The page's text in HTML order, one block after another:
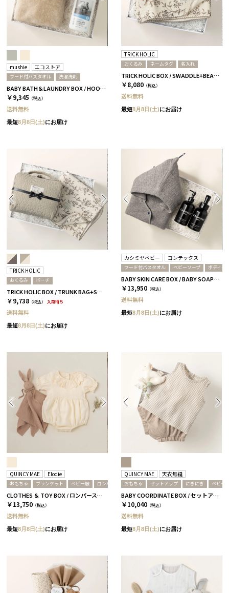
mushie エコストア
フード付バスタオル 洗濯洗剤
BABY BATH＆LAUNDRY BOX / HOODED PONCHO / アイボリー
￥9,345 （税込）
送料無料
最短8月8日(土)にお届け
TRICK HOLIC
おくるみ ネームタグ 名入れ
TRICK HOLIC BOX / SWADDLE+BEAR TAG / ヴィンテージフラワー［トリックホリック］ R
￥8,080 （税込）
送料無料
最短8月8日(土)にお届け
TRICK HOLIC
おくるみ ポーチ
TRICK HOLIC BOX / TRUNK BAG+SWADDLE / ベージュ［トリックホリック］
￥9,738 （税込） 入荷待ち
送料無料
最短8月8日(土)にお届け
カシミヤベビー コンテックス
フード付バスタオル ベビーソープ ボディク
BABY SKIN CARE BOX / BABY SOAP＆CREAM+HOODED TOWEL / グレー
￥13,950 （税込）
送料無料
最短8月8日(土)にお届け
QUINCY MAE Elodie
おもちゃ ブランケット ベビー服 ロンパース
CLOTHES ＆ TOY BOX / ロンパース＋バニー / アイボリー
￥13,750 （税込）
送料無料
最短8月8日(土)にお届け
QUINCY MAE 天衣無縫
おもちゃ セットアップ にぎにぎ ベビー
BABY COORDINATE BOX / セットアップ＋にぎにぎ / ギンガムチェック
￥10,040 （税込）
送料無料
最短8月8日(土)にお届け